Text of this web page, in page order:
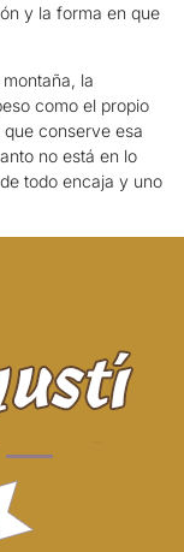
y la forma en que
la
como el propio
conserve esa
no está en lo
todo encaja y uno